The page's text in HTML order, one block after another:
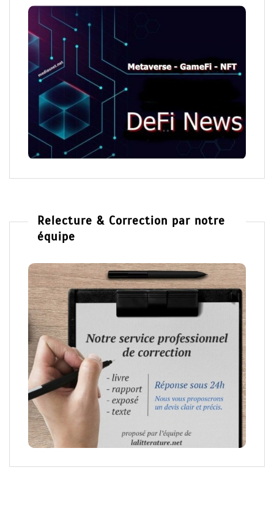
Relecture & Correction par notre
équipe